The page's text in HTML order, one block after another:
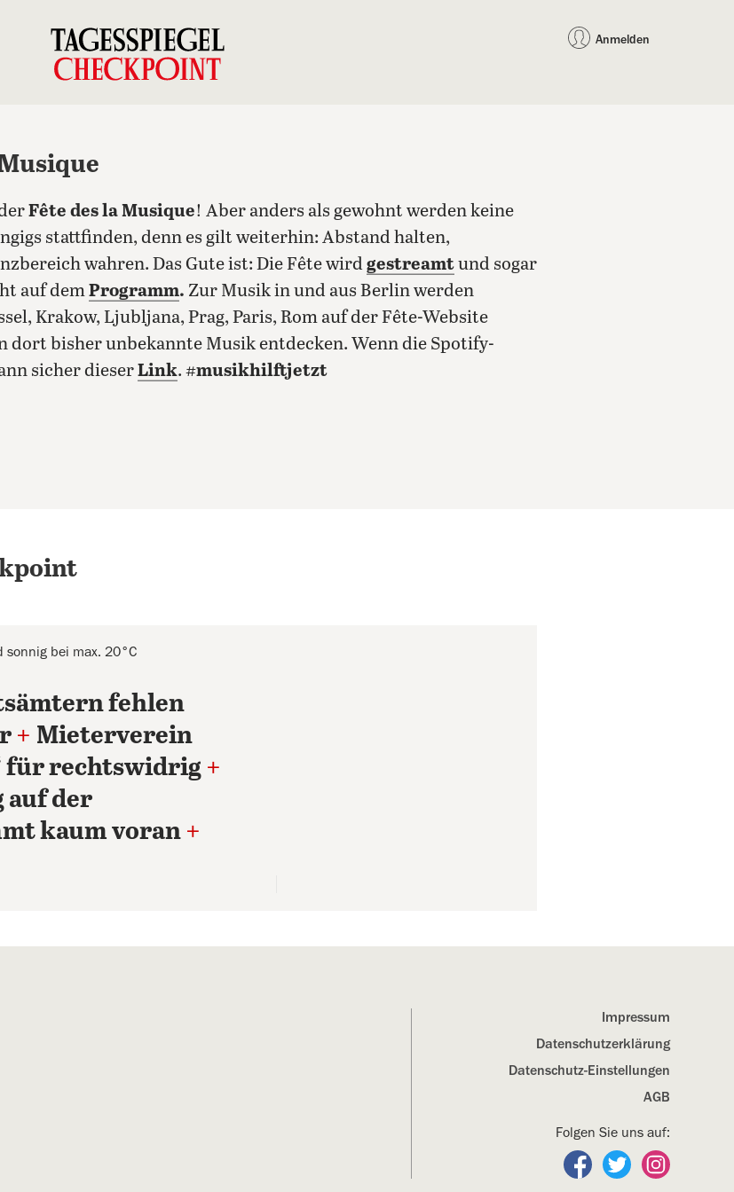
Anmelden
Fête des la Musique! Aber anders als gewohnt werden keine
stattfinden, denn es gilt weiterhin: Abstand halten,
wahren. Das Gute ist: Die Fête wirdgestreamtund sogar
auf demProgramm. Zur Musik in und aus Berlin werden
Krakow, Ljubljana, Prag, Paris, Rom auf der Fête-Website
dort bisher unbekannte Musik entdecken. Wenn die Spotify-
sicher dieserLink. #musikhilftjetzt
sonnig bei max. 20°C
fehlen
+ Mieterverein
für rechtswidrig +
auf der
kaum voran +
Impressum
Datenschutz­erklärung
Datenschutz-Einstellungen
AGB
Folgen Sie uns auf:
Folgen Sie uns auf
Folgen Sie uns